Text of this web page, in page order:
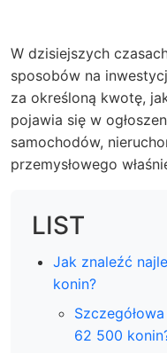
W dzisiejszych
sposobów na
za określoną kwotę,
pojawia się w
samochodów,
przemysłowego
LIST
Jak znaleźć
konin?
62 500